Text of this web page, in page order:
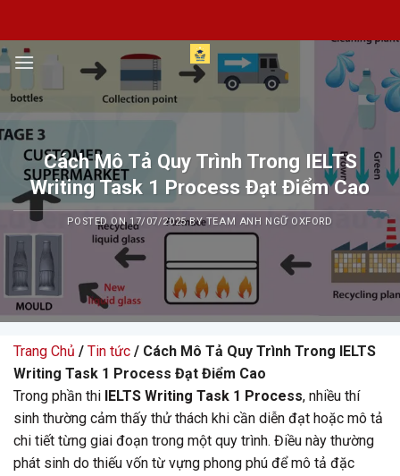
content
Cách Mô Tả Quy Trình Trong IELTS
Writing Task 1 Process Đạt Điểm Cao
POSTED ON17/07/2025BYTEAM ANH NGỮ OXFORD
Trang Chủ / Tin tức / Cách Mô Tả Quy Trình Trong IELTS
Writing Task 1 Process Đạt Điểm Cao
Trong phần thi IELTS Writing Task 1 Process, nhiều thí
sinh thường cảm thấy thử thách khi cần diễn đạt hoặc mô tả
chi tiết từng giai đoạn trong một quy trình. Điều này thường
phát sinh do thiếu vốn từ vựng phong phú để mô tả đặc